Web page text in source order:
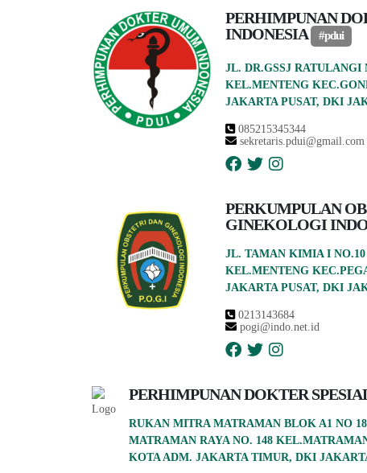
PERHIMPUNAN
INDONESIA
#pdui
JL. DR.GSSJ RATULANGI
KEL.MENTENG
JAKARTA PUSAT, DKI
085215345344
sekretaris.pdui@gmail.com
PERKUMPULAN
GINEKOLOGI
JL. TAMAN KIMIA I NO.10
KEL.MENTENG
JAKARTA PUSAT, DKI
0213143684
pogi@indo.net.id
PERHIMPUNAN DOKTER
RUKAN MITRA MATRAMAN BLOK A1 NO
MATRAMAN RAYA NO. 148
KOTA ADM. JAKARTA TIMUR, DKI